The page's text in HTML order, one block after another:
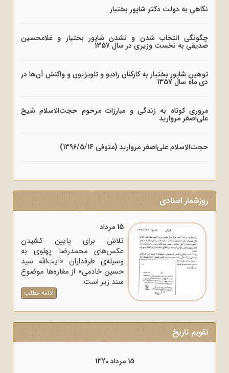
نگاهی به دولت دکتر شاپور بختیار
چگونگی انتخاب شدن و نشدن شاپور بختیار و غلامحسین
صدیقی به نخست وزیری در سال 1357
توهین شاپور بختیار به کارکنان رادیو و تلویزیون و واکنش آن‌ها در
دی ماه سال 1357
مروری کوتاه به زندگی و مبارزات مرحوم حجت‌الاسلام شیخ
علی‌اصغر مروارید
حجت‌الاسلام علی‌اصغر مروارید (متوفی 1396/5/14)
روزشمار اسنادی
15 مرداد
تلاش برای پایین کشیدن
عکس‌های محمدرضا پهلوی به
وسیله‌ی طرفداران «آیت‌الله سید
حسین خادمی» از مغازه‌ها موضوع
سند زیر است.
ادامه مطلب
تقویم تاریخ
15 مرداد 1320